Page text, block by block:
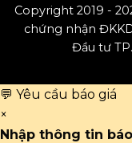
Copyright 2019 -
chứng nhận
Đầu tư
💬 Yêu cầu báo giá
×
Nhập thông tin